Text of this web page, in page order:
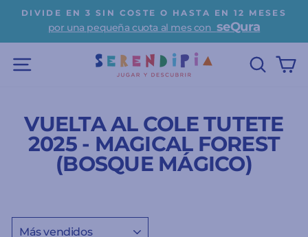
directamente
al
contenido
diapositivas
pausa
DIVIDE EN 3 SIN COSTE O HASTA EN 12 MESES
por una pequeña cuota al mes con seQura
NAVEGACIÓN
VUELTA AL COLE TUTETE
2025 - MAGICAL FOREST
(BOSQUE MÁGICO)